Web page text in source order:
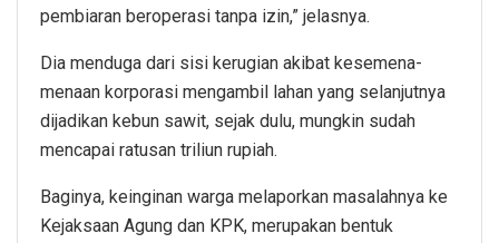
pembiaran beroperasi tanpa izin,” jelasnya.
Dia menduga dari sisi kerugian akibat kesemena-
menaan korporasi mengambil lahan yang selanjutnya
dijadikan kebun sawit, sejak dulu, mungkin sudah
mencapai ratusan triliun rupiah.
Baginya, keinginan warga melaporkan masalahnya ke
Kejaksaan Agung dan KPK, merupakan bentuk